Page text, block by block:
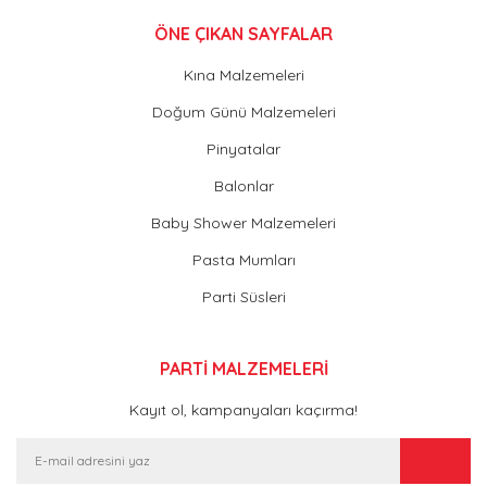
ÖNE ÇIKAN SAYFALAR
Kına Malzemeleri
Doğum Günü Malzemeleri
Pinyatalar
Balonlar
Baby Shower Malzemeleri
Pasta Mumları
Parti Süsleri
PARTİ MALZEMELERİ
Kayıt ol, kampanyaları kaçırma!